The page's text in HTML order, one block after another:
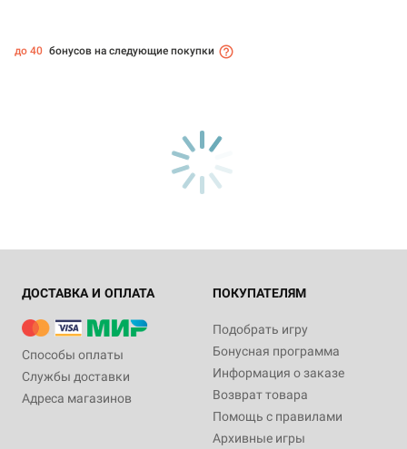
до 40 бонусов на следующие покупки
ДОСТАВКА И ОПЛАТА
Способы оплаты
Службы доставки
Адреса магазинов
ПОКУПАТЕЛЯМ
Подобрать игру
Бонусная программа
Информация о заказе
Возврат товара
Помощь с правилами
Архивные игры